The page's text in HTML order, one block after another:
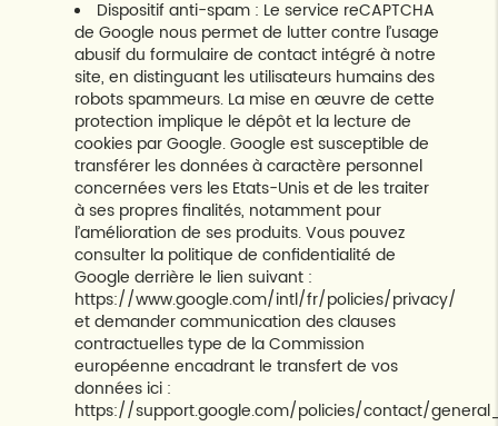
Dispositif anti-spam : Le service reCAPTCHA
de Google nous permet de lutter contre l’usage
abusif du formulaire de contact intégré à notre
site, en distinguant les utilisateurs humains des
robots spammeurs. La mise en œuvre de cette
protection implique le dépôt et la lecture de
cookies par Google. Google est susceptible de
transférer les données à caractère personnel
concernées vers les Etats-Unis et de les traiter
à ses propres finalités, notamment pour
l’amélioration de ses produits. Vous pouvez
consulter la politique de confidentialité de
Google derrière le lien suivant :
https://www.google.com/intl/fr/policies/privacy/
et demander communication des clauses
contractuelles type de la Commission
européenne encadrant le transfert de vos
données ici :
https://support.google.com/policies/contact/